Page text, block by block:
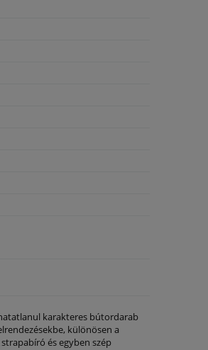
karakteres bútordarab
különösen a
és egyben szép